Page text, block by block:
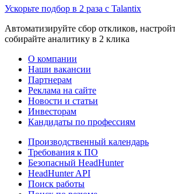
Ускорьте подбор в 2 раза с Talantix
Автоматизируйте сбор откликов,
собирайте аналитику в 2 клика
О компании
Наши вакансии
Партнерам
Реклама на сайте
Новости и статьи
Инвесторам
Кандидаты по профессиям
Производственный календарь
Требования к ПО
Безопасный HeadHunter
HeadHunter API
Поиск работы